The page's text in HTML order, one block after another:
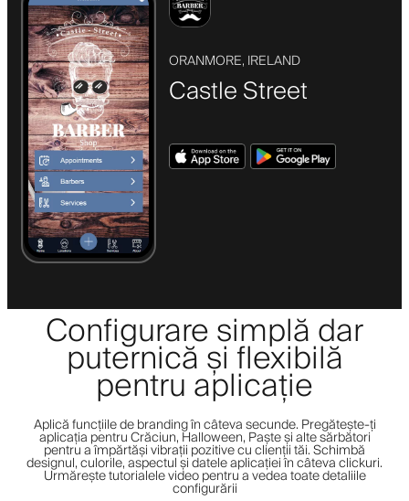
ORANMORE, IRELAND
Castle Street
Configurare simplă dar
puternică și flexibilă
pentru aplicație
Aplică funcțiile de branding în câteva secunde. Pregătește-ți
aplicația pentru Crăciun, Halloween, Paște și alte sărbători
pentru a împărtăși vibrații pozitive cu clienții tăi. Schimbă
designul, culorile, aspectul și datele aplicației în câteva clickuri.
Urmărește tutorialele video pentru a vedea toate detaliile
configurării